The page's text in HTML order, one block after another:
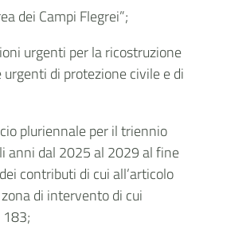
dei Campi Flegrei”;
urgenti per la ricostruzione
di protezione civile e di
pluriennale per il triennio
anni dal 2025 al 2029 al fine
contributi di cui all’articolo
di intervento di cui